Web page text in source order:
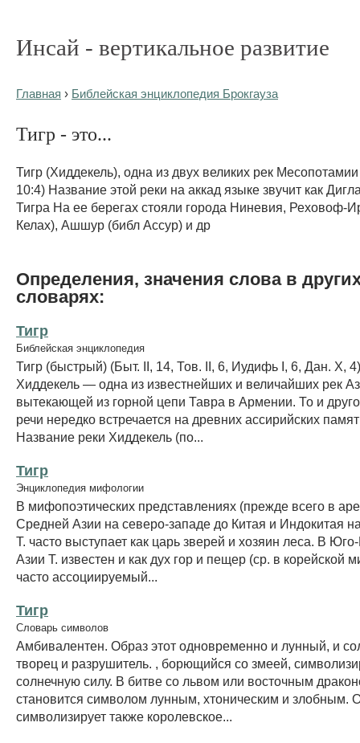
Инсай - вертикальное развитие
Главная › Библейская энциклопедия Брокгауза
Тигр - это...
Тигр (Хиддекель), одна из двух великих рек
10:4) Название этой реки на аккад языке звучит как
Тигра На ее берегах стояли города Ниневия, Реховоф-
Келах), Ашшур (библ Ассур) и др
Определения, значения слова в
словарях:
Тигр
Библейская энциклопедия
Тигр (быстрый) (Быт. II, 14, Тов. II, 6, Иудифь I, 6, Дан. X,
Хиддекель — одна из известнейших и величайших рек
вытекающей из горной цепи Тавра в Армении. То и
речи нередко встречается на древних ассирийских
Название реки Хиддекель (по...
Тигр
Энциклопедия мифологии
В мифопоэтических представлениях (прежде всего в
Средней Азии на северо-западе до Китая и Индокитая
Т. часто выступает как царь зверей и хозяин леса. В
Азии Т. известен и как дух гор и пещер (ср. в корейской
часто ассоциируемый...
Тигр
Словарь символов
Амбивалентен. Образ этот одновременно и лунный, и
творец и разрушитель. , борющийся со змеей,
солнечную силу. В битве со львом или восточным
становится символом лунным, хтоническим и злобным.
символизирует также королевское...